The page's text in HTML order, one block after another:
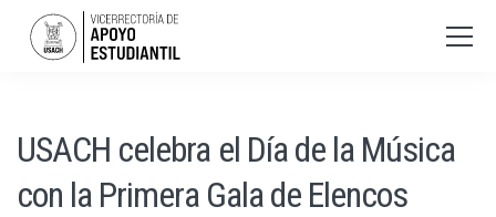
USACH celebra el Día de la Música
con la Primera Gala de Elencos